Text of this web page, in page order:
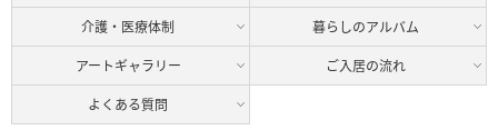
介護・医療体制
暮らしのアルバム
アートギャラリー
ご入居の流れ
よくある質問